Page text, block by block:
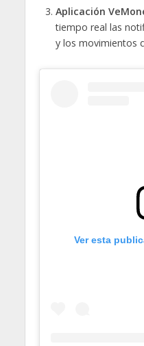
Aplicación
tiempo real las
y los movimientos
Ver esta